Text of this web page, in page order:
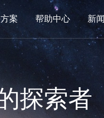
案 帮助中心 新
探索者